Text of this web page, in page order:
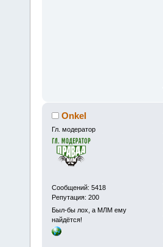
Onkel
Гл. модератор
Сообщений: 5418
Репутация: 200
Был-бы лох, а МЛМ ему
найдётся!